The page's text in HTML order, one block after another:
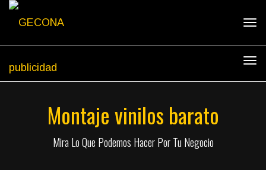
Montaje vinilos barato
Mira Lo Que Podemos Hacer Por Tu Negocio